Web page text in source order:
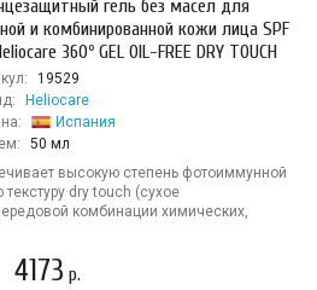
гель без масел для
и комбинированной кожи лица SPF
360º GEL OIL-FREE DRY TOUCH
19529
Heliocare
Испания
50 мл
высокую степень фотоиммунной
dry touch (сухое
комбинации химических,
4173 р.